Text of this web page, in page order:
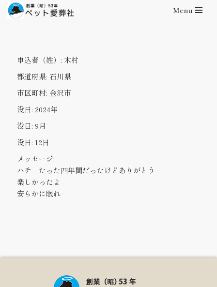
Menu
申込者（姓）: 木村
都道府県: 石川県
市区町村: 金沢市
没日: 2024年
没日: 9月
没日: 12日
メッセージ:
ハチ たった四年間だったけどありがとう
楽しかったよ
安らかに眠れ